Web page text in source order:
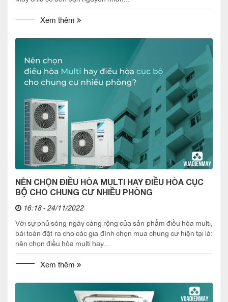
Xem thêm
NÊN CHỌN ĐIỀU HÒA MULTI HAY ĐIỀU HÒA CỤC
BỘ CHO CHUNG CƯ NHIỀU PHÒNG
16:18 - 24/11/2022
Với sự phủ sóng ngày càng rộng của sản phẩm điều hòa multi,
bài toán đặt ra cho các gia đình chọn mua chung cư hiện tại là:
nên chọn điều hòa multi hay...
Xem thêm